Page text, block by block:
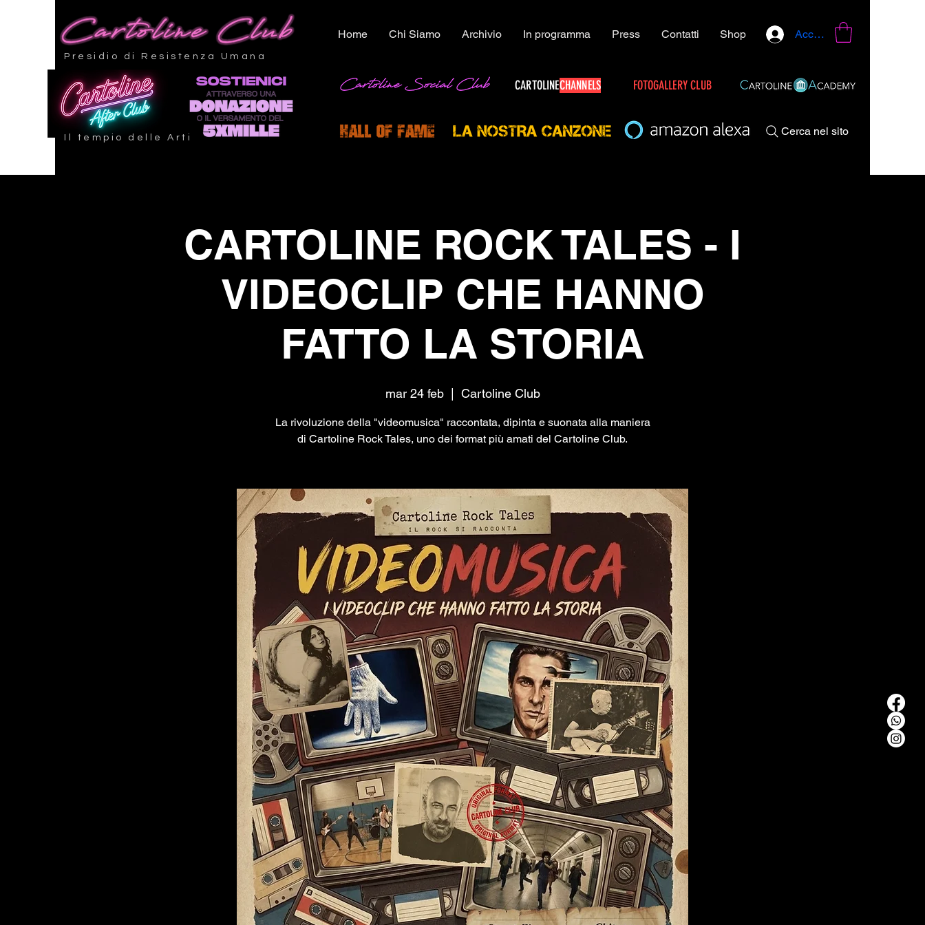
Presidio di Resistenza Umana
Il tempio delle Arti
Home Chi Siamo Archivio In programma Press Contatti Shop Accedi
CARTOLINECHANNELS FOTOGALLERY CLUB
Cerca nel sito
CARTOLINE ROCK TALES - I
VIDEOCLIP CHE HANNO
FATTO LA STORIA
mar 24 feb
  |
Cartoline Club
La rivoluzione della "videomusica" raccontata, dipinta e suonata alla maniera
di Cartoline Rock Tales, uno dei format più amati del Cartoline Club.